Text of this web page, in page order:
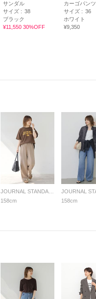
サンダル
サイズ : 38
ブラック
¥11,550 30%OFF
カーゴパンツ
サイズ : 36
ホワイト
¥9,350
158cm
158cm